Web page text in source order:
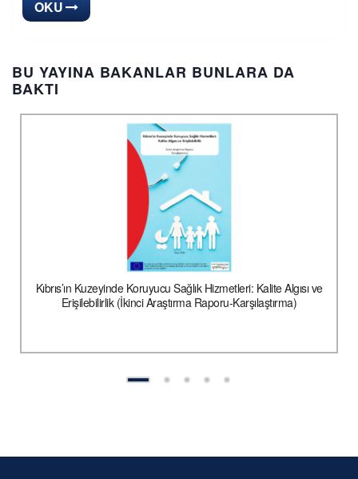
OKU
BU YAYINA BAKANLAR BUNLARA DA
BAKTI
Kıbrıs’ın Kuzeyinde Koruyucu Sağlık Hizmetleri: Kalite Algısı ve
Erişilebilirlik (İkinci Araştırma Raporu-Karşılaştırma)